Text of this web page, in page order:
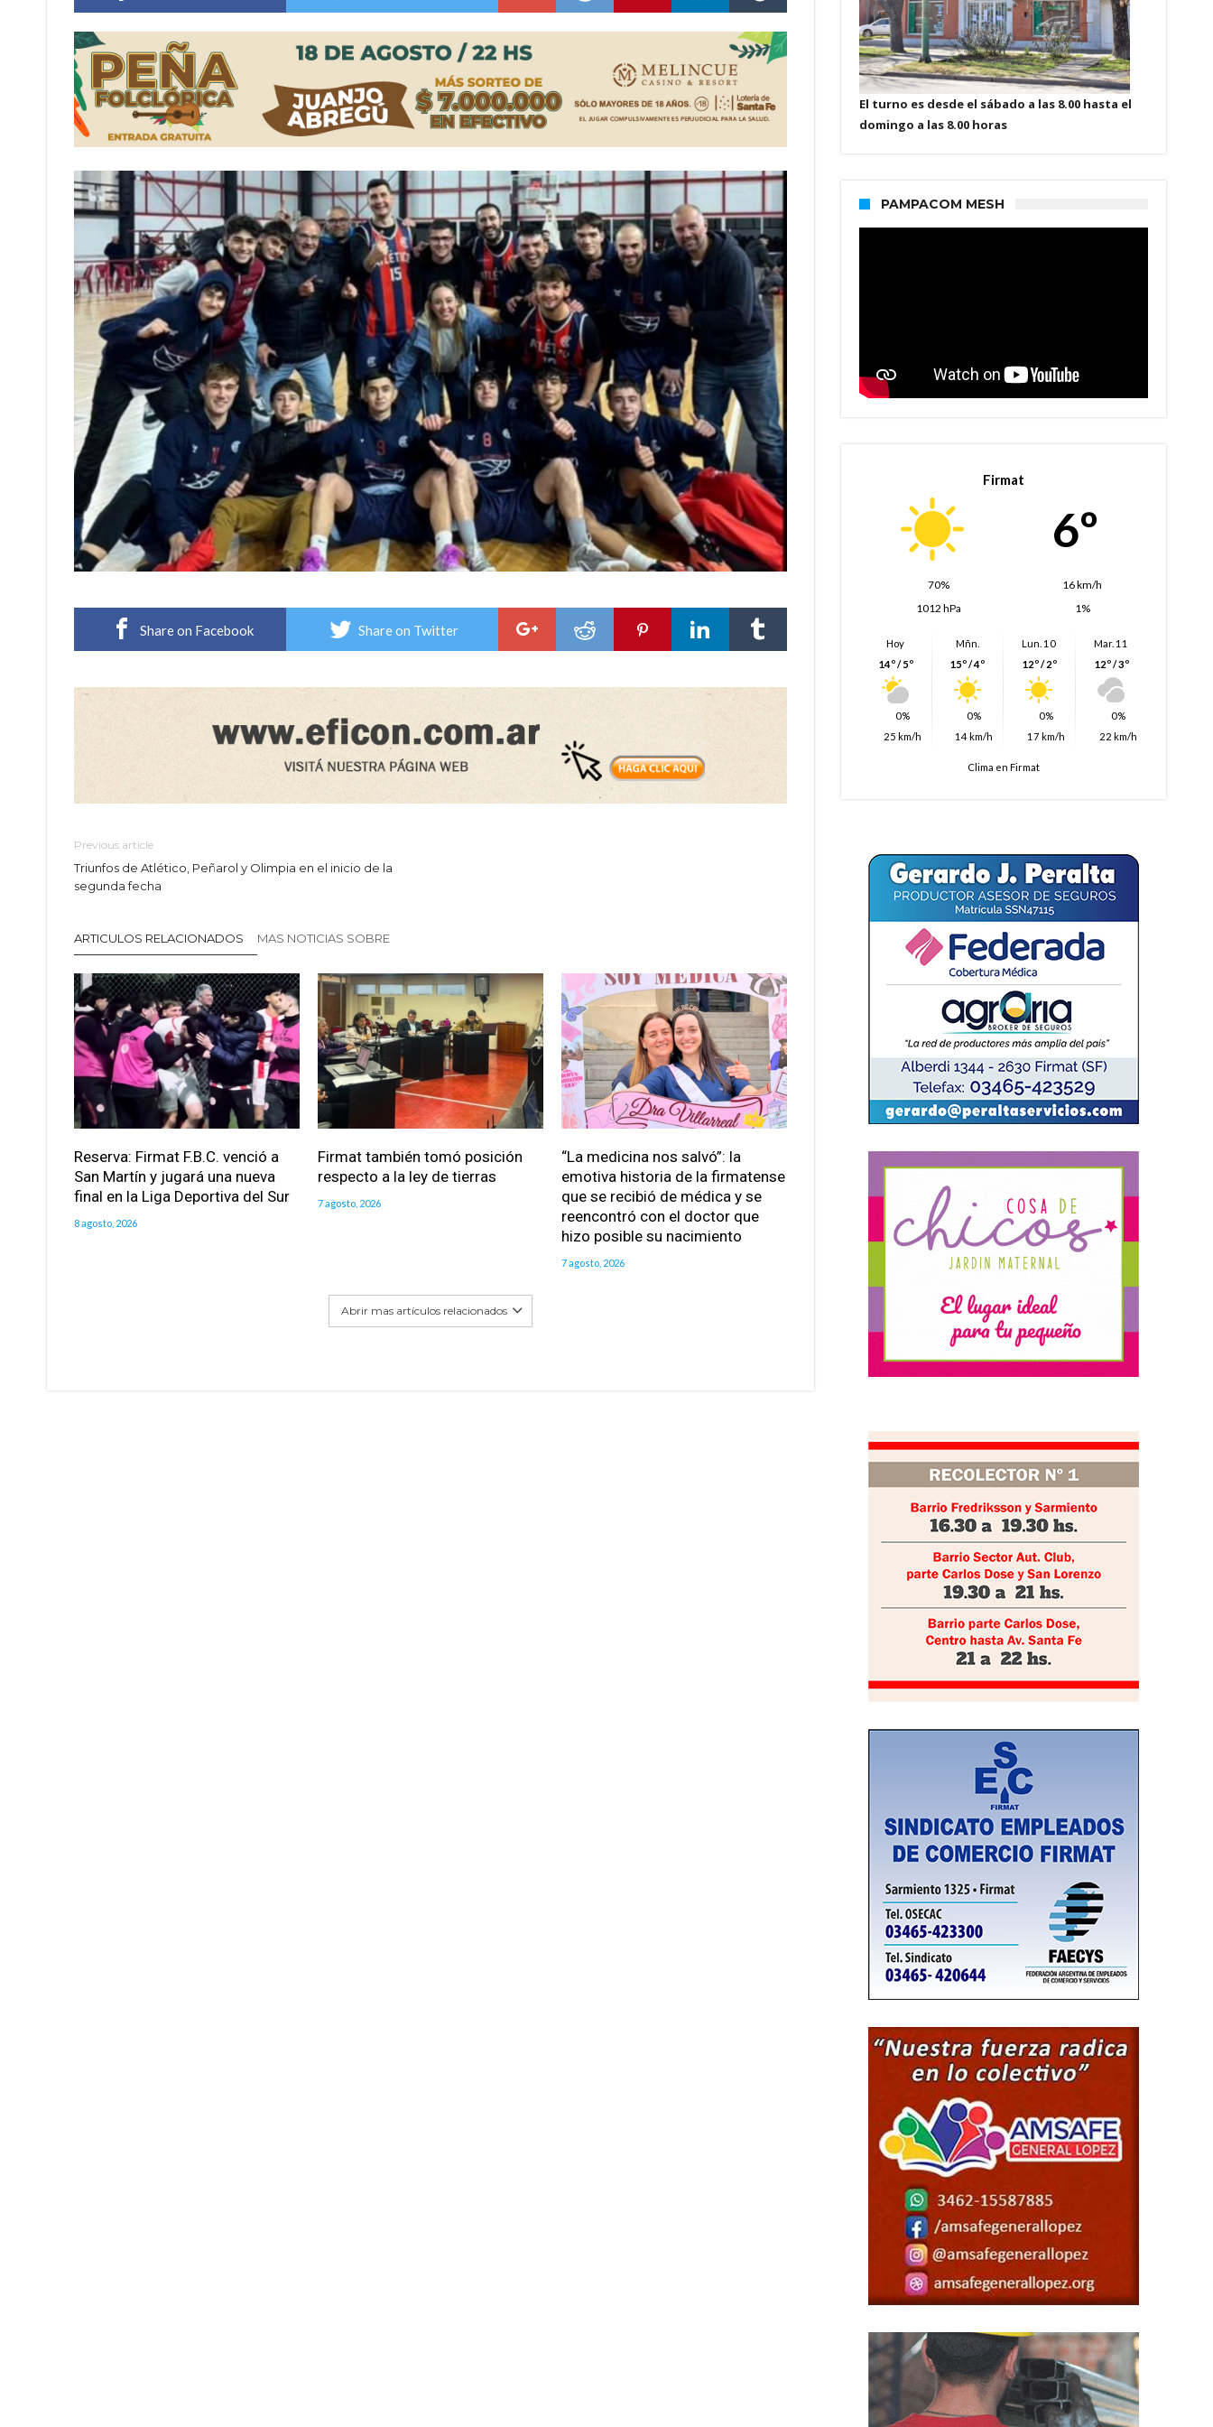
Vuelve el básquet: este viernes arranca el Clausura con agenda confirmada y planteles renovados
Share on Facebook Share on Twitter
Previous article
Triunfos de Atlético, Peñarol y Olimpia en el inicio de la
segunda fecha
ARTICULOS RELACIONADOS MAS NOTICIAS SOBRE
Reserva: Firmat F.B.C. venció a
San Martín y jugará una nueva
final en la Liga Deportiva del Sur
8 agosto, 2026
Firmat también tomó posición
respecto a la ley de tierras
7 agosto, 2026
“La medicina nos salvó”: la
emotiva historia de la firmatense
que se recibió de médica y se
reencontró con el doctor que
hizo posible su nacimiento
7 agosto, 2026
Abrir mas artículos relacionados
El turno es desde el sábado a las 8.00 hasta el
domingo a las 8.00 horas
PAMPACOM MESH
Firmat
6º
70%
16 km/h
1012 hPa
1%
Hoy
14º / 5º
0%
25 km/h
Mñn.
15º / 4º
0%
14 km/h
Lun. 10
12º / 2º
0%
17 km/h
Mar. 11
12º / 3º
0%
22 km/h
Clima en Firmat